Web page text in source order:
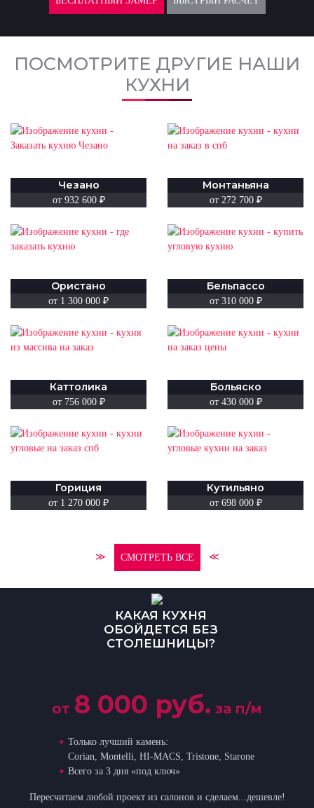
ПОСМОТРИТЕ ДРУГИЕ НАШИ
КУХНИ
Чезано
от 932 600 ₽
Монтаньяна
от 272 700 ₽
Ористано
от 1 300 000 ₽
Бельпассо
от 310 000 ₽
Каттолика
от 756 000 ₽
Больяско
от 430 000 ₽
Гориция
от 1 270 000 ₽
Кутильяно
от 698 000 ₽
≫ СМОТРЕТЬ ВСЕ ≪
КАКАЯ КУХНЯ
ОБОЙДЕТСЯ БЕЗ
СТОЛЕШНИЦЫ?
от 8 000 руб. за п/м
Только лучший камень:
Corian, Montelli, HI-MACS, Tristone, Starone
Всего за 3 дня «под ключ»
Пересчитаем любой проект из салонов и сделаем...дешевле!